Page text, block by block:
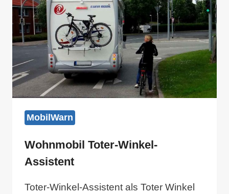
6
MobilWarn
Wohnmobil Toter-Winkel-
Assistent
Toter-Winkel-Assistent als Toter Winkel